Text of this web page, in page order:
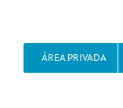
ÁREA PRIVADA